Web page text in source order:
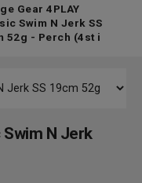
Gear 4PLAY
Swim N Jerk SS
52g - Perch (4st i
Swim N Jerk